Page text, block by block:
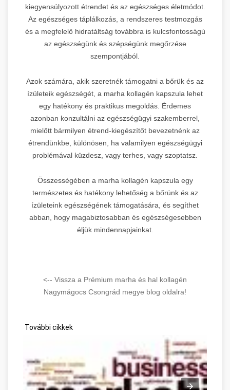
kiegyensúlyozott étrendet és az egészséges életmódot.
Az egészséges táplálkozás, a rendszeres testmozgás
és a megfelelő hidratáltság továbbra is kulcsfontosságú
az egészségünk és szépségünk megőrzése
szempontjából.
Azok számára, akik szeretnék támogatni a bőrük és az
ízületeik egészségét, a marha kollagén kapszula lehet
egy hatékony és praktikus megoldás. Érdemes
azonban konzultálni az egészségügyi szakemberrel,
mielőtt bármilyen étrend-kiegészítőt bevezetnénk az
étrendünkbe, különösen, ha valamilyen egészségügyi
problémával küzdesz, vagy terhes, vagy szoptatsz.
Összességében a marha kollagén kapszula egy
természetes és hatékony lehetőség a bőrünk és az
ízületeink egészségének támogatására, és segíthet
abban, hogy magabiztosabban és egészségesebben
éljük mindennapjainkat.
<-- Vissza a Prémium marha és hal kollagén
Nagymágocs Csongrád megye blog oldalra!
További cikkek